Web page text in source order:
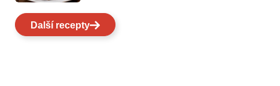
Další recepty